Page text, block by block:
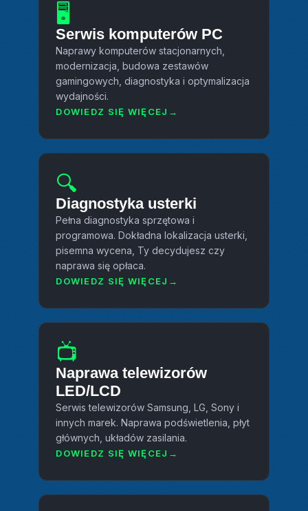
🖥️
Serwis komputerów PC
Naprawy komputerów stacjonarnych,
modernizacja, budowa zestawów
gamingowych, diagnostyka i optymalizacja
wydajności.
DOWIEDZ SIĘ WIĘCEJ
🔍
Diagnostyka usterki
Pełna diagnostyka sprzętowa i
programowa. Dokładna lokalizacja usterki,
pisemna wycena, Ty decydujesz czy
naprawa się opłaca.
DOWIEDZ SIĘ WIĘCEJ
📺
Naprawa telewizorów
LED/LCD
Serwis telewizorów Samsung, LG, Sony i
innych marek. Naprawa podświetlenia, płyt
głównych, układów zasilania.
DOWIEDZ SIĘ WIĘCEJ